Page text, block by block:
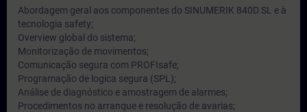
Abordagem geral aos componentes do SINUMERIK 840D SL e à
tecnologia safety;
Overview global do sistema;
Monitorização de movimentos;
Comunicação segura com PROFIsafe;
Programação de logica segura (SPL);
Análise de diagnóstico e amostragem de alarmes;
Procedimentos no arranque e resolução de avarias;